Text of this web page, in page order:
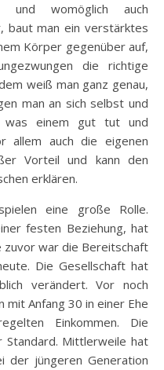
und womöglich auch
baut man ein verstärktes
Körper gegenüber auf,
die richtige
weiß man ganz genau,
man an sich selbst und
was einem gut tut und
allem auch die eigenen
Vorteil und kann den
erklären.
eine große Rolle.
festen Beziehung, hat
zuvor war die Bereitschaft
Die Gesellschaft hat
verändert. Vor noch
mit Anfang 30 in einer Ehe
Einkommen. Die
Standard. Mittlerweile hat
der jüngeren Generation